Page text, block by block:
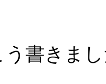
う書きま